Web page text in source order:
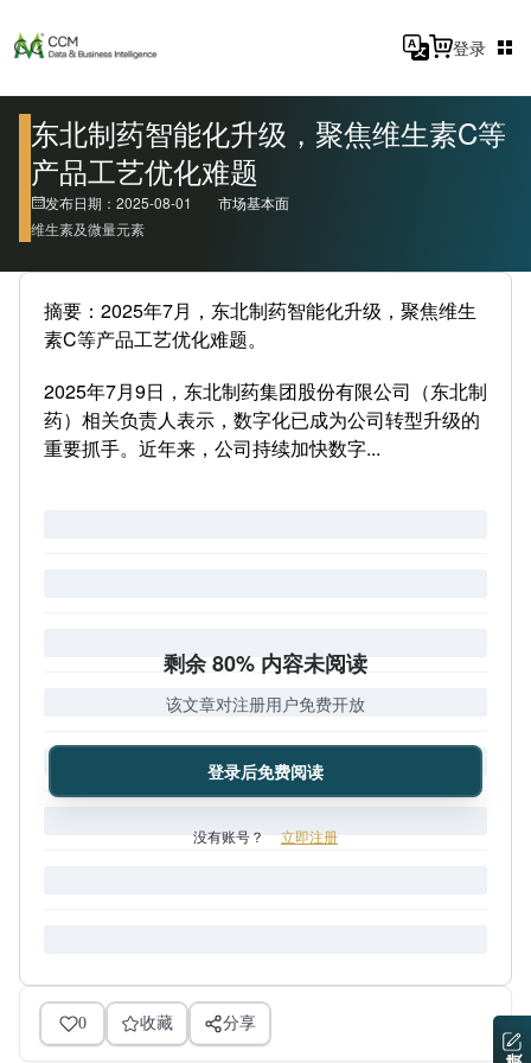
登录
东北制药智能化升级，聚焦维生素C等
产品工艺优化难题
发布日期：2025-08-01
市场基本面
维生素及微量元素
摘要：2025年7月，东北制药智能化升级，聚焦维生
素C等产品工艺优化难题。
2025年7月9日，东北制药集团股份有限公司（东北制
药）相关负责人表示，数字化已成为公司转型升级的
重要抓手。近年来，公司持续加快数字...
剩余 80% 内容未阅读
该文章对注册用户免费开放
登录后免费阅读
没有账号？ 立即注册
0 收藏 分享